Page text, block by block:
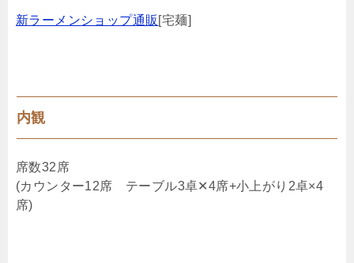
新ラーメンショップ通販 [宅麺]
内観
席数32席
(カウンター12席 テーブル3卓✕4席+小上がり2卓×4
席)